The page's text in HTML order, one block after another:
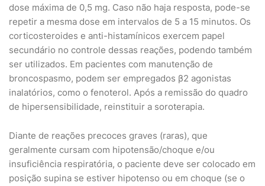
dose máxima de 0,5 mg. Caso não haja resposta, pode-se
repetir a mesma dose em intervalos de 5 a 15 minutos. Os
corticosteroides e anti-histamínicos exercem papel
secundário no controle dessas reações, podendo também
ser utilizados. Em pacientes com manutenção de
broncospasmo, podem ser empregados β2 agonistas
inalatórios, como o fenoterol. Após a remissão do quadro
de hipersensibilidade, reinstituir a soroterapia.
Diante de reações precoces graves (raras), que
geralmente cursam com hipotensão/choque e/ou
insuficiência respiratória, o paciente deve ser colocado em
posição supina se estiver hipotenso ou em choque (se o